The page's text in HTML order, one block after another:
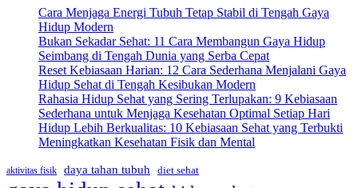
Cara Menjaga Energi Tubuh Tetap Stabil di Tengah Gaya
Hidup Modern
Bukan Sekadar Sehat: 11 Cara Membangun Gaya Hidup
Seimbang di Tengah Dunia yang Serba Cepat
Reset Kebiasaan Harian: 12 Cara Sederhana Menjalani Gaya
Hidup Sehat di Tengah Kesibukan Modern
Rahasia Hidup Sehat yang Sering Terlupakan: 9 Kebiasaan
Sederhana untuk Menjaga Kesehatan Optimal Setiap Hari
Hidup Lebih Berkualitas: 10 Kebiasaan Sehat yang Terbukti
Meningkatkan Kesehatan Fisik dan Mental
aktivitas fisik daya tahan tubuh diet sehat